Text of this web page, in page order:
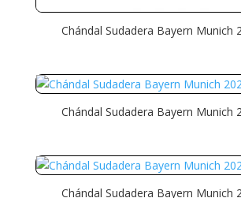
Chándal Sudadera Bayern Munich
Chándal Sudadera Bayern Munich
Chándal Sudadera Bayern Munich